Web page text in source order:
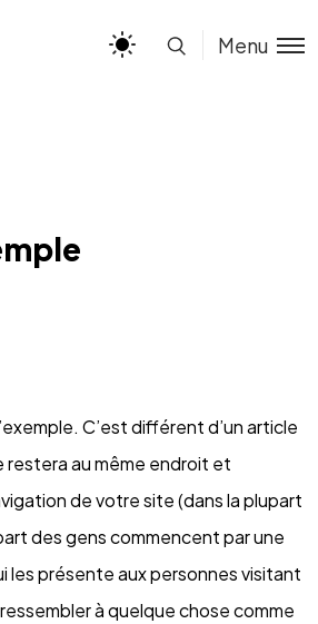
Menu
C’est différent d’un article
restera au même endroit et
de votre site (dans la plupart
des gens commencent par une
les présente aux personnes visitant
à quelque chose comme